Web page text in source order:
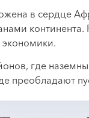
в сердце
где
преобладают